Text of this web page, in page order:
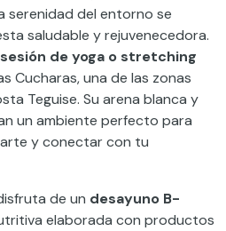
serenidad del entorno se
saludable y rejuvenecedora.
sesión de yoga o stretching
Cucharas, una de las zonas
Teguise. Su arena blanca y
un ambiente perfecto para
y conectar con tu
de un desayuno B-
elaborada con productos